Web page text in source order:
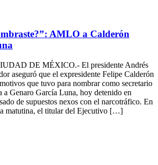
AMLO a Calderón
DE MÉXICO.- El presidente Andrés
aseguró que el expresidente Felipe Calderón
que tuvo para nombrar como secretario
a Genaro García Luna, hoy detenido en
de supuestos nexos con el narcotráfico. En
matutina, el titular del Ejecutivo […]